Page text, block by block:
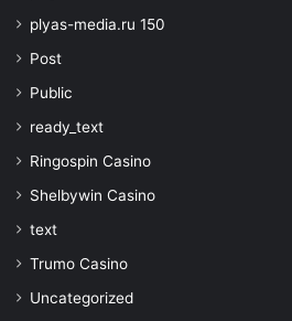
plyas-media.ru 150
Post
Public
ready_text
Ringospin Casino
Shelbywin Casino
text
Trumo Casino
Uncategorized